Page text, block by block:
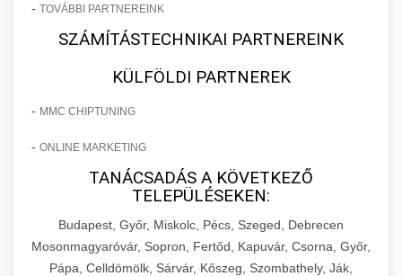
- TOVÁBBI PARTNEREINK
SZÁMÍTÁSTECHNIKAI PARTNEREINK
KÜLFÖLDI PARTNEREK
- MMC CHIPTUNING
- ONLINE MARKETING
TANÁCSADÁS A KÖVETKEZŐ
TELEPÜLÉSEKEN:
Budapest, Győr, Miskolc, Pécs, Szeged, Debrecen
Mosonmagyaróvár, Sopron, Fertőd, Kapuvár, Csorna, Győr,
Pápa, Celldömölk, Sárvár, Kőszeg, Szombathely, Ják,